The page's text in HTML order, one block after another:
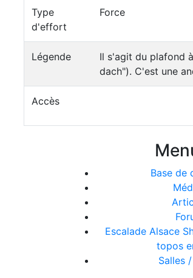
Type
d'effort
Force
Légende
Il s'agit du plafond
dach"). C'est une
Accès
Base de
Escalade Alsace
topos
Salles